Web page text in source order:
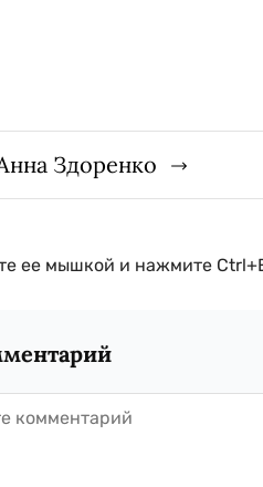
Здоренко
ее мышкой и нажмите